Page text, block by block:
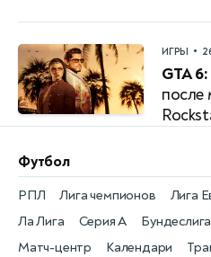
ИГРЫ •
GTA 6:
после
Футбол
РПЛ
Матч-центр
Лига чемпионов
Календари
Лига
Ла Лига Серия А Бундеслига